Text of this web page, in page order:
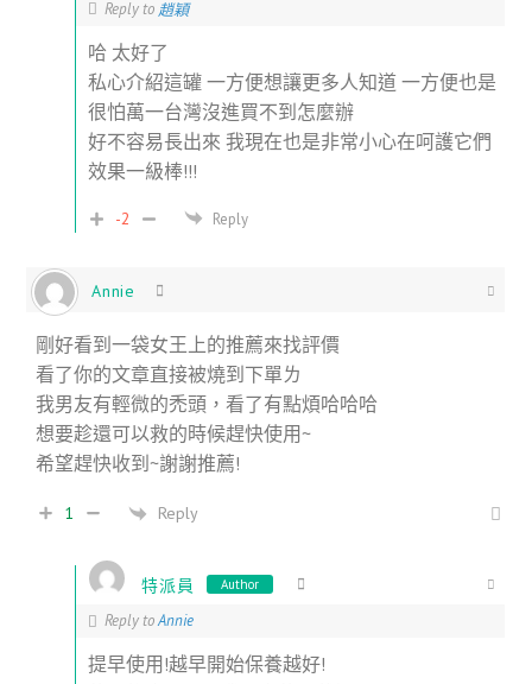
Reply to 趙穎
哈 太好了
私心介紹這罐 一方便想讓更多人知道 一方便也是
很怕萬一台灣沒進買不到怎麼辦
好不容易長出來 我現在也是非常小心在呵護它們
效果一級棒!!!
-2 Reply
Annie
剛好看到一袋女王上的推薦來找評價
看了你的文章直接被燒到下單ㄌ
我男友有輕微的禿頭，看了有點煩哈哈哈
想要趁還可以救的時候趕快使用~
希望趕快收到~謝謝推薦!
1 Reply
特派員 Author
Reply toAnnie
提早使用!越早開始保養越好!